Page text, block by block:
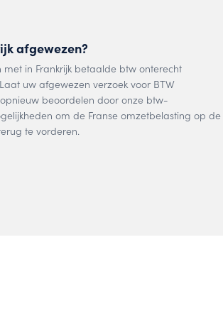
afgewezen?
in Frankrijk betaalde btw onterecht
uw afgewezen verzoek voor BTW
beoordelen door onze btw-
om de Franse omzetbelasting op de
te vorderen.